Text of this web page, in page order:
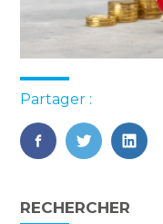
Partager :
FaceBook
Twitter
Blog
RECHERCHER